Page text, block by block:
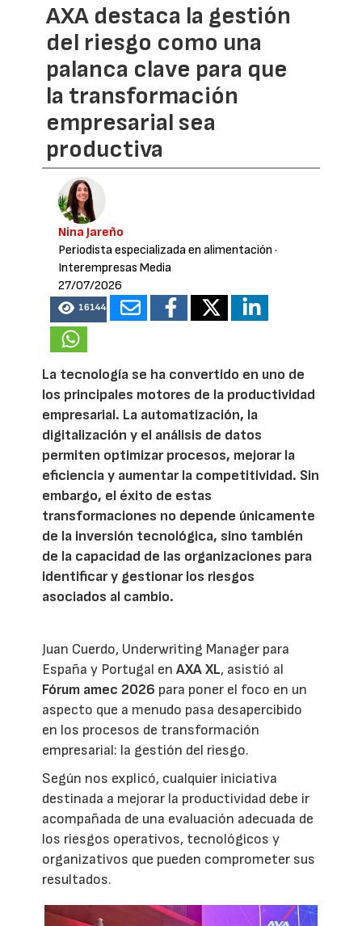
AXA destaca la gestión
del riesgo como una
palanca clave para que
la transformación
empresarial sea
productiva
Nina Jareño
Periodista especializada en alimentación ·
Interempresas Media
27/07/2026
16144
La tecnología se ha convertido en uno de
los principales motores de la productividad
empresarial. La automatización, la
digitalización y el análisis de datos
permiten optimizar procesos, mejorar la
eficiencia y aumentar la competitividad. Sin
embargo, el éxito de estas
transformaciones no depende únicamente
de la inversión tecnológica, sino también
de la capacidad de las organizaciones para
identificar y gestionar los riesgos
asociados al cambio.
Juan Cuerdo, Underwriting Manager para
España y Portugal enAXA XL, asistió al
Fórum amec 2026 para poner el foco en un
aspecto que a menudo pasa desapercibido
en los procesos de transformación
empresarial: la gestión del riesgo.
Según nos explicó, cualquier iniciativa
destinada a mejorar la productividad debe ir
acompañada de una evaluación adecuada de
los riesgos operativos, tecnológicos y
organizativos que pueden comprometer sus
resultados.